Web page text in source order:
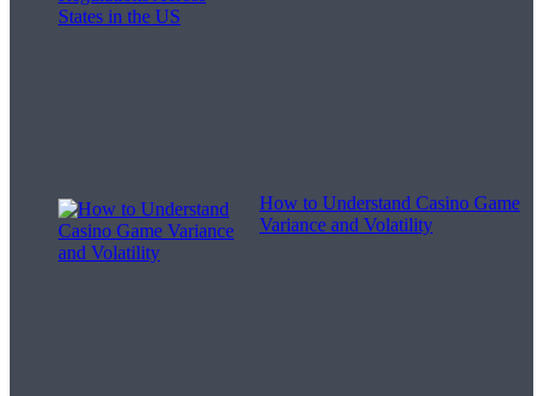
How to Understand Casino Game
Variance and Volatility